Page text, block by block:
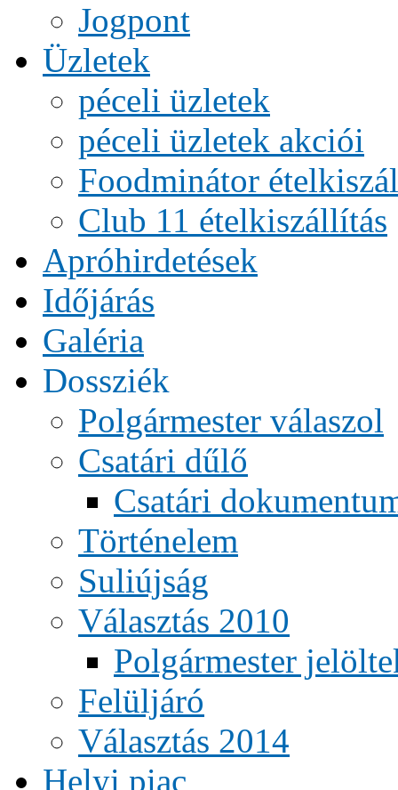
Jogpont
Üzletek
péceli üzletek
péceli üzletek akciói
Foodminátor
Club 11 ételkiszállítás
Apróhirdetések
Időjárás
Galéria
Dossziék
Polgármester válaszol
Csatári dűlő
Csatári
Történelem
Suliújság
Választás 2010
Polgármester
Felüljáró
Választás 2014
Helyi piac